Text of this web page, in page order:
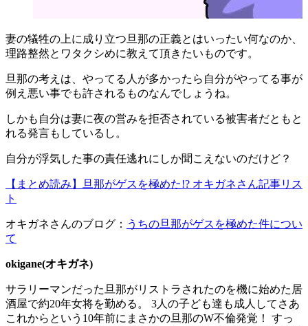
妻の犠牲の上に成り立つ旦那の正義とはいったい何なのか、
理路整然とワタクシめに教えて頂きたいものです。
旦那の考えは、やってる人が多かったら自分がやってる事が
例え悪い事でも許されるものなんでしょうね。
しかも自分は妻に夜の営みを拒否されている被害者だともと
れる発言もしているし。
自分が浮気した事の責任逃れにしか聞こえないのだけど？
【まとめ読み】旦那がゲスを極めた!? オキガネさん記事リス
ト
オキガネさんのブログ： うちの旦那がゲスを極めた件につい
て
okigane(オキガネ)
​サラリーマンだった旦那がリストラされたのを機に始めた居
酒屋で約20年女将を勤める。 3人の子ども達も成人してさあ
これからという10年前にまさかの旦那のW不倫発覚！ すっ